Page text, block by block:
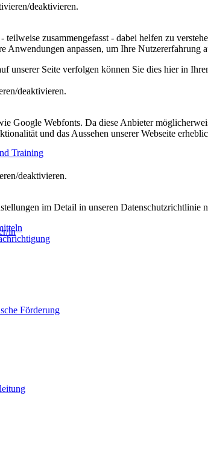
Training
in
Förderung
deaktivieren.
teilweise zusammengefasst - dabei helfen zu
Anwendungen anpassen, um Ihre Nutzererfahrung
unserer Seite verfolgen können Sie dies hier in
deaktivieren.
Google Webfonts. Da diese Anbieter
und das Aussehen unserer Webseite
deaktivieren.
im Detail in unseren Datenschutzrichtlinie